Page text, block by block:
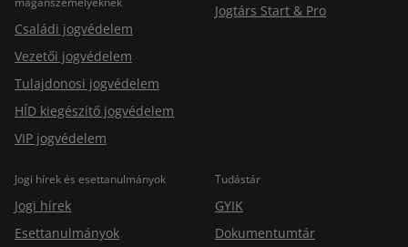
Családi jogvédelem
Vezetői jogvédelem
Tulajdonosi jogvédelem
HÍD kiegészítő jogvédelem
VIP jogvédelem
Jogtárs Start & Pro
Jogi hírek és esettanulmányok
Jogi hírek
Esettanulmányok
Tudástár
GYIK
Dokumentumtár